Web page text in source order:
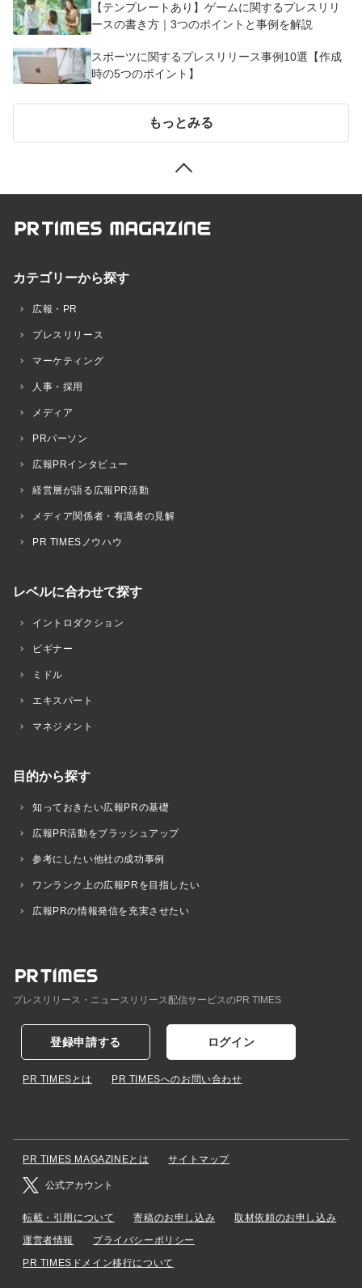
【テンプレートあり】ゲームに関するプレスリリ
ースの書き方｜3つのポイントと事例を解説
スポーツに関するプレスリリース事例10選【作成
時の5つのポイント】
もっとみる
カテゴリーから探す
広報・PR
プレスリリース
マーケティング
人事・採用
メディア
PRパーソン
広報PRインタビュー
経営層が語る広報PR活動
メディア関係者・有識者の見解
PR TIMESノウハウ
レベルに合わせて探す
イントロダクション
ビギナー
ミドル
エキスパート
マネジメント
目的から探す
知っておきたい広報PRの基礎
広報PR活動をブラッシュアップ
参考にしたい他社の成功事例
ワンランク上の広報PRを目指したい
広報PRの情報発信を充実させたい
プレスリリース・ニュースリリース配信サービスのPR TIMES
登録申請する ログイン
PR TIMESとは PR TIMESへのお問い合わせ
PR TIMES MAGAZINEとは サイトマップ
公式アカウント
転載・引用について 寄稿のお申し込み
取材依頼のお申し込み
運営者情報
プライバシーポリシー
PR TIMESドメイン移行について